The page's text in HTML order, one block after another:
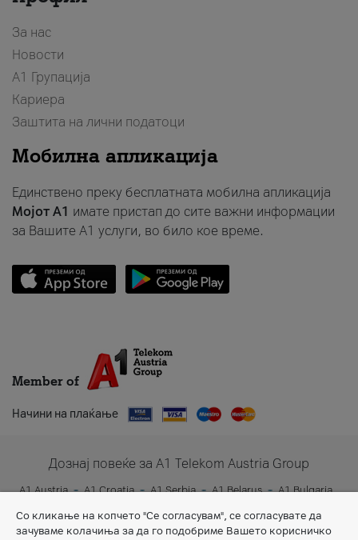
За нас
Новости
А1 Групација
Кариера
Заштита на лични податоци
Мобилна апликација
Единствено преку бесплатната мобилна апликација
Мојот A1 имате пристап до сите важни информации
за Вашите A1 услуги, во било кое време.
Member of
Начини на плаќање
Дознај повеќе за A1 Telekom Austria Group
A1 Austria A1 Croatia A1 Serbia A1 Belarus
A1 Bulgaria
A1 Slovenia
A1 Digital
Со кликање на копчето "Се согласувам", се согласувате да
зачуваме колачиња за да го подобриме Вашето корисничко